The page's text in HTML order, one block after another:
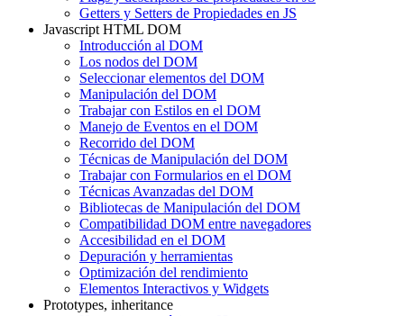
Getters y Setters de Propiedades en JS
Javascript HTML DOM
Introducción al DOM
Los nodos del DOM
Seleccionar elementos del DOM
Manipulación del DOM
Trabajar con Estilos en el DOM
Manejo de Eventos en el DOM
Recorrido del DOM
Técnicas de Manipulación del DOM
Trabajar con Formularios en el DOM
Técnicas Avanzadas del DOM
Bibliotecas de Manipulación del DOM
Compatibilidad DOM entre navegadores
Accesibilidad en el DOM
Depuración y herramientas
Optimización del rendimiento
Elementos Interactivos y Widgets
Prototypes, inheritance